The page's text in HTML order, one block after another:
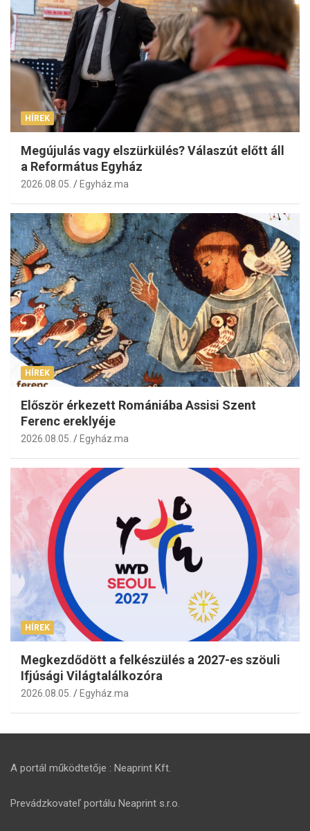
HÍREK
Megújulás vagy elszürkülés? Válaszút előtt áll
a Református Egyház
2026.08.05. Egyház.ma
HÍREK
Először érkezett Romániába Assisi Szent
Ferenc ereklyéje
2026.08.05. Egyház.ma
HÍREK
Megkezdődött a felkészülés a 2027-es szöuli
Ifjúsági Világtalálkozóra
2026.08.05. Egyház.ma
A portál működtetője : Neaprint Kft.
Prevádzkovateľ portálu Neaprint s.r.o.